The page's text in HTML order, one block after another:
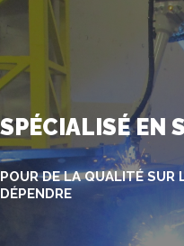
SPÉCIALISÉ EN
POUR DE LA QUALITÉ SUR
DÉPENDRE